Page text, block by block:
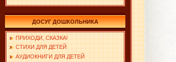
ДОСУГ ДОШКОЛЬНИКА
ПРИХОДИ, СКАЗКА!
СТИХИ ДЛЯ ДЕТЕЙ
АУДИОКНИГИ ДЛЯ ДЕТЕЙ